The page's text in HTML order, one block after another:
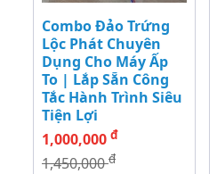
Combo Đảo Trứng
Lộc Phát Chuyên
Dụng Cho Máy Ấp
To | Lắp Sẵn Công
Tắc Hành Trình Siêu
Tiện Lợi
1,000,000 đ
1,450,000đ